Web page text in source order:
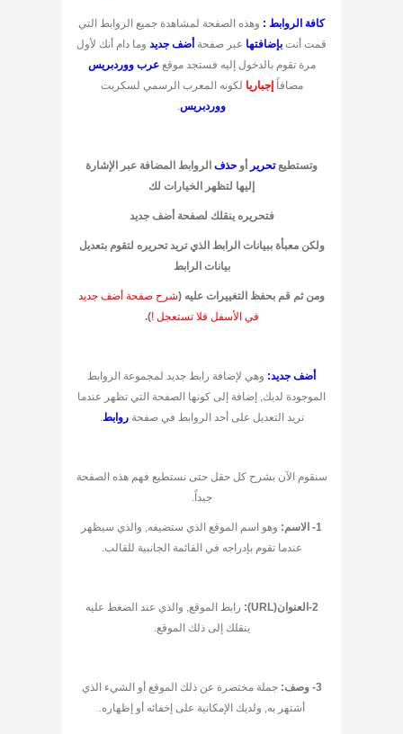
كافة الروابط : وهذه الصفحة لمشاهدة جميع الروابط التي
قمت أنت بإضافتها عبر صفحة أضف جديد وما دام أنك لأول
مرة تقوم بالدخول إليه فستجد موقععرب ووردبريس
مضافاً إجباريا لكونه المعرب الرسمي لسكربت
ووردبريس.
وتستطيع تحرير أو حذف الروابط المضافة عبر الإشارة
إليها لتظهر الخيارات لك
فتحريره ينقلك لصفحة أضف جديد
ولكن معبأة ببيانات الرابط الذي تريد تحريره لتقومبتعديل
بيانات الرابط
ومن ثم قم بحفظ التغييرات عليه (شرح صفحة أضف جديد
في الأسفل فلا تستعجل !).
أضف جديد: وهي لإضافة رابط جديد لمجموعة الروابط
الموجودة لديك, إضافة إلى كونها الصفحة التي تظهر عندما
تريد التعديل على أحد الروابط في صفحةروابط.
سنقوم الآن بشرح كل حقل حتى نستطيع فهم هذه الصفحة
جيداً.
1- الاسم:
وهو اسم الموقع الذي ستضيفه, والذي سيظهر
عندما تقوم بإدراجه في القائمة الجانبية للقالب.
2-العنوان(URL):
رابط الموقع, والذي عند الضغط عليه
ينقلك إلى ذلك الموقع.
3- وصف:
جملة مختصرة عن ذلك الموقع أو الشيء الذي
أشتهر به, ولديك الإمكانية على إخفائه أو إظهاره.